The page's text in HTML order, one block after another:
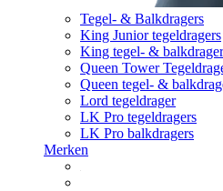
Tegel- & Balkdragers
King Junior tegeldragers
King tegel- &
Queen Tower
Queen tegel- &
Lord tegeldrager
LK Pro tegeldragers
LK Pro balkdragers
Merken